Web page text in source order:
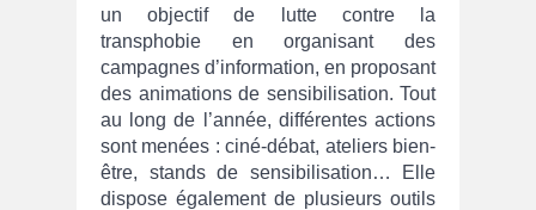
un objectif de lutte contre la
transphobie en organisant des
campagnes d’information, en proposant
des animations de sensibilisation. Tout
au long de l’année, différentes actions
sont menées : ciné-débat, ateliers bien-
être, stands de sensibilisation… Elle
dispose également de plusieurs outils